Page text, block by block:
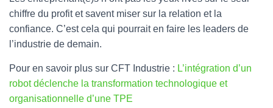
chiffre du profit et savent miser sur la relation et la
confiance. C’est cela qui pourrait en faire les leaders de
l’industrie de demain.
Pour en savoir plus sur CFT Industrie : L’intégration d’un
robot déclenche la transformation technologique et
organisationnelle d’une TPE